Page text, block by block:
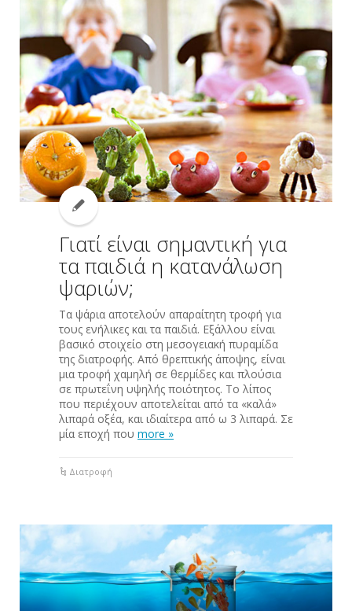
Γιατί είναι σημαντική για
τα παιδιά η κατανάλωση
ψαριών;
Τα ψάρια αποτελούν απαραίτητη τροφή για
τους ενήλικες και τα παιδιά. Εξάλλου είναι
βασικό στοιχείο στη μεσογειακή πυραμίδα
της διατροφής. Από θρεπτικής άποψης, είναι
μια τροφή χαμηλή σε θερμίδες και πλούσια
σε πρωτεΐνη υψηλής ποιότητος. Το λίπος
που περιέχουν αποτελείται από τα «καλά»
λιπαρά οξέα, και ιδιαίτερα από ω 3 λιπαρά. Σε
μία εποχή που more »
Διατροφή